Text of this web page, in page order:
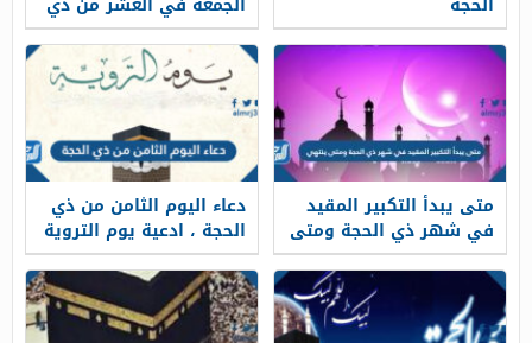
الحجة
متى يبدأ التكبير المقيد
في شهر ذي الحجة ومتى
ينتهي
دعاء اليوم الثامن من ذي
الحجة ، ادعية يوم التروية
مكتوبة ومستجابة